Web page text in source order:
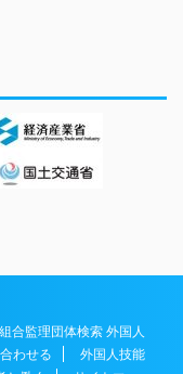
合監理団体検索 外国人
わせる
外国人技能